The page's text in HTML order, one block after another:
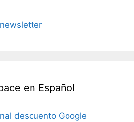
en Español
descuento Google